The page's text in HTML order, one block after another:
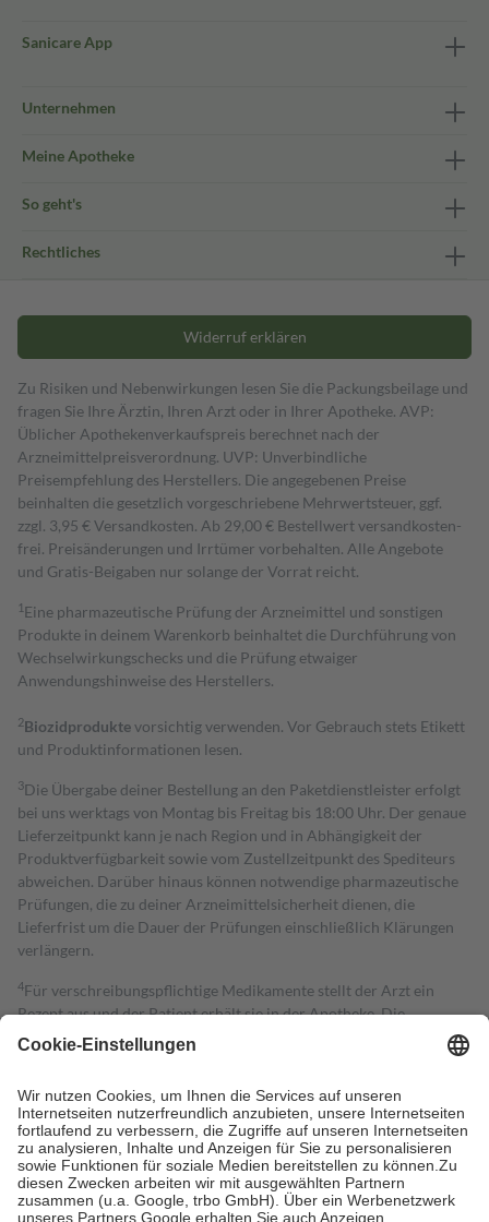
Sanicare App
Unternehmen
Meine Apotheke
So geht's
Rechtliches
Widerruf erklären
Zu Risiken und Nebenwirkungen lesen Sie die Packungsbeilage und
fragen Sie Ihre Ärztin, Ihren Arzt oder in Ihrer Apotheke. AVP:
Üblicher Apothekenverkaufspreis berechnet nach der
Arzneimittelpreisverordnung. UVP: Unverbindliche
Preisempfehlung des Herstellers. Die angegebenen Preise
beinhalten die gesetzlich vorgeschriebene Mehrwertsteuer, ggf.
zzgl. 3,95 € Versandkosten. Ab 29,00 € Bestell­wert versand­kosten­
frei. Preisänderungen und Irrtümer vorbehalten. Alle Angebote
und Gratis-Beigaben nur solange der Vorrat reicht.
1 Eine pharmazeutische Prüfung der Arzneimittel und sonstigen
Produkte in deinem Warenkorb beinhaltet die Durchführung von
Wechselwirkungschecks und die Prüfung etwaiger
Anwendungshinweise des Herstellers.
2Biozidproduktevorsichtig verwenden. Vor Gebrauch stets Etikett
und Produktinformationen lesen.
3Die Übergabe deiner Bestellung an den Paketdienstleister erfolgt
bei uns werktags von Montag bis Freitag bis 18:00 Uhr. Der genaue
Lieferzeitpunkt kann je nach Region und in Abhängigkeit der
Produktverfügbarkeit sowie vom Zustellzeitpunkt des Spediteurs
abweichen. Darüber hinaus können notwendige pharmazeutische
Prüfungen, die zu deiner Arzneimittelsicherheit dienen, die
Lieferfrist um die Dauer der Prüfungen einschließlich Klärungen
verlängern.
4Für verschreibungspflichtige Medikamente stellt der Arzt ein
Rezept aus und der Patient erhält sie in der Apotheke. Die
gesetzliche Krankenversicherung übernimmt in der Regel die
Kosten dafür, der Versicherte trägt einen Teil davon als Zuzahlung
Grundsätzlich leisten Mitglieder Zuzahlungen in Höhe von zehn
Prozent des Abgabepreises,mindestens jedochfünf Euround
höchstens zehn Euro.Es sind jedoch nie mehr als die tatsächlichen
Kosten der Leistung zu entrichten.
Diese Regeln gelten grundsätzlich auch für Online-Apotheken.